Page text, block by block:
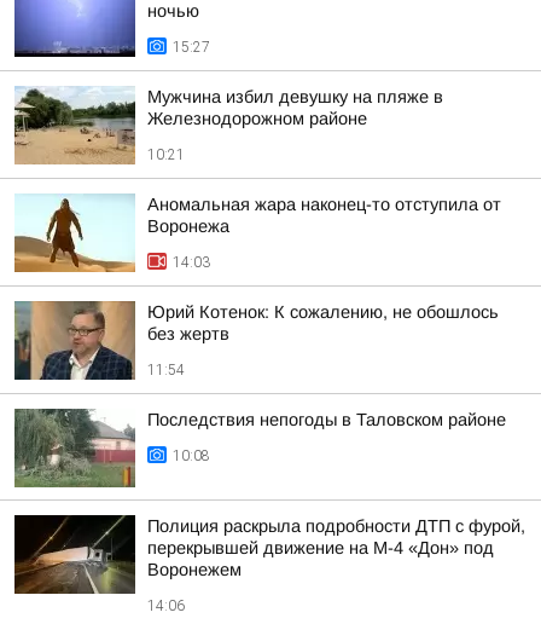
ночью
15:27
Мужчина избил девушку на пляже в
Железнодорожном районе
10:21
Аномальная жара наконец-то отступила от
Воронежа
14:03
Юрий Котенок: К сожалению, не обошлось
без жертв
11:54
Последствия непогоды в Таловском районе
10:08
Полиция раскрыла подробности ДТП с фурой,
перекрывшей движение на М-4 «Дон» под
Воронежем
14:06